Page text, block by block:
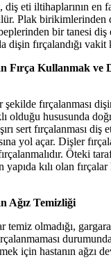
eti iltihaplarının en
Plak birikimlerinden
bir tanesi diş
dişin fırçalandığı vakit
Fırça Kullanmak ve
fırçalanması
olduğu hususunda
sert fırçalanması diş
yol açar. Dişler
Öteki
yapıda kılı olan
Ağız Temizliği
temiz olmadığı,
için hastanın ağzı